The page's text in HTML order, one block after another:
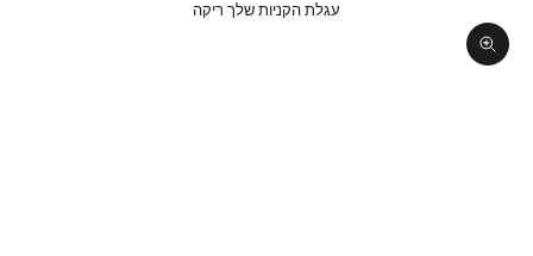
עגלת הקניות שלך ריקה
תקריב